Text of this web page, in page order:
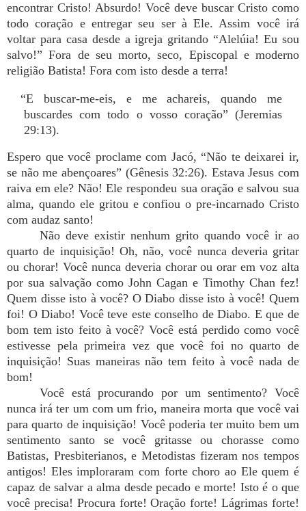
encontrar Cristo! Absurdo! Você deve buscar Cristo como
todo coração e entregar seu ser à Ele. Assim você irá
voltar para casa desde a igreja gritando “Alelúia! Eu sou
salvo!” Fora de seu morto, seco, Episcopal e moderno
religião Batista! Fora com isto desde a terra!
“E buscar-me-eis, e me achareis, quando me
buscardes com todo o vosso coração” (Jeremias
29:13).
Espero que você proclame com Jacó, “Não te deixarei ir,
se não me abençoares” (Gênesis 32:26). Estava Jesus com
raiva em ele? Não! Ele respondeu sua oração e salvou sua
alma, quando ele gritou e confiou o pre-incarnado Cristo
com audaz santo!
Não deve existir nenhum grito quando você ir ao
quarto de inquisição! Oh, não, você nunca deveria gritar
ou chorar! Você nunca deveria chorar ou orar em voz alta
por sua salvação como John Cagan e Timothy Chan fez!
Quem disse isto à você? O Diabo disse isto à você! Quem
foi! O Diabo! Você teve este conselho de Diabo. E que de
bom tem isto feito à você? Você está perdido como você
estivesse pela primeira vez que você foi no quarto de
inquisição! Suas maneiras não tem feito à você nada de
bom!
Você está procurando por um sentimento? Você
nunca irá ter um com um frio, maneira morta que você vai
para quarto de inquisição! Você poderia ter muito bem um
sentimento santo se você gritasse ou chorasse como
Batistas, Presbiterianos, e Metodistas fizeram nos tempos
antigos! Eles imploraram com forte choro ao Ele quem é
capaz de salvar a alma desde pecado e morte! Isto é o que
você precisa! Procura forte! Oração forte! Lágrimas forte!